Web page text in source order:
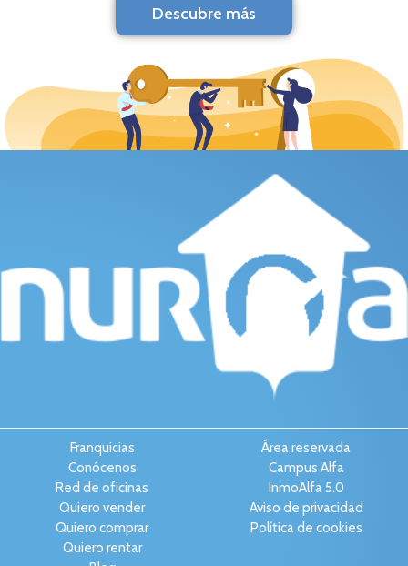
Descubre más
Franquicias
Conócenos
Red de oficinas
Quiero vender
Quiero comprar
Quiero rentar
Área reservada
Campus Alfa
InmoAlfa 5.0
Aviso de privacidad
Política de cookies